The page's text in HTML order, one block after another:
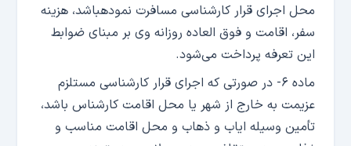
محل اجرای قرار کارشناسی مسافرت نمودهباشد، هزینه
سفر، اقامت و فوق العاده روزانه وی بر مبنای ضوابط
این تعرفه پرداخت می‌شود.
ماده ۶- در صورتی که اجرای قرار کارشناسی مستلزم
عزیمت به خارج از شهر یا محل اقامت کارشناس باشد،
تأمین وسیله ایاب و ذهاب و محل اقامت مناسب و